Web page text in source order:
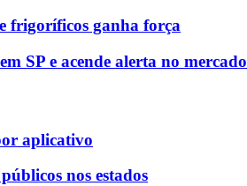
frigoríficos ganha força
SP e acende alerta no mercado
aplicativo
nos estados